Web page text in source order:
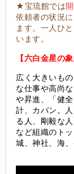
★宝琉館では
依頼者の状況
ます。一人ひ
います。
【六白金星の
広く大きいも
な仕事や高尚
や昇進、「健
計、カバン。
る人、剛毅な
など組織のト
城、神社、海